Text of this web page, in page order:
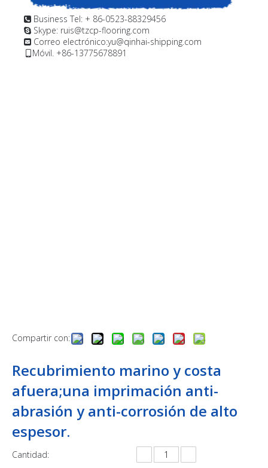
 Business Tel: + 86-0523-88329456
 Skype: ruis@tzcp-flooring.com
 Correo electrónico:yu@qinhai-shipping.com
Móvil. +86-13775678891
Compartir con:
Recubrimiento marino y costa
afuera;una imprimación anti-
abrasión y anti-corrosión de alto
espesor.
Cantidad: